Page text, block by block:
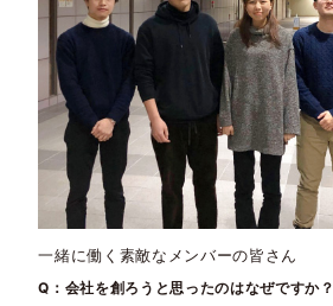
一緒に働く素敵なメンバーの皆さん
Q：会社を創ろうと思ったのはなぜですか？